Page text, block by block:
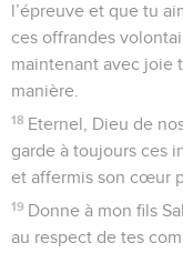
l’épreuve et que tu
ces offrandes
maintenant avec joie
manière.
18 Eternel, Dieu de
garde à toujours ces
et affermis son cœur
19 Donne à mon fils
au respect de tes